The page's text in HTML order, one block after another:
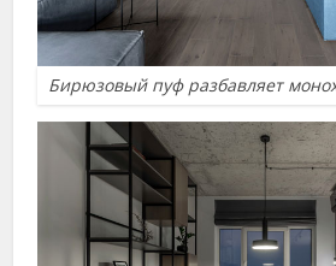
Бирюзовый пуф разбавляет